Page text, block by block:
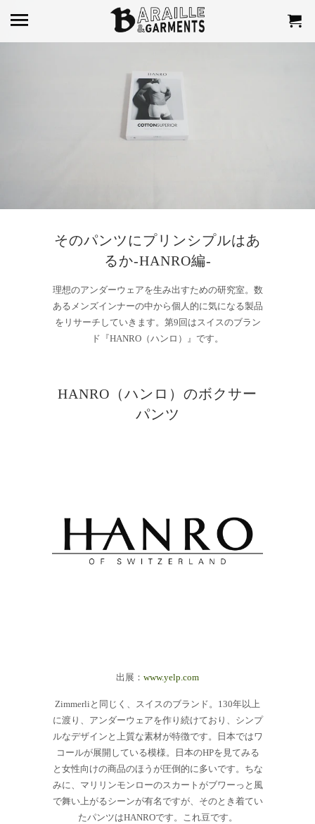
そのパンツにプリンシプルはあ
るか-HANRO編-
理想のアンダーウェアを生み出すための研究室。数
あるメンズインナーの中から個人的に気になる製品
をリサーチしていきます。 第9 回はスイスのブラン
ド『HANRO （ハンロ）』です。
HANRO（ハンロ）のボクサー
パンツ
出展： www.yelp.com
Zimmerliと同じく、スイスのブランド。130年以上
に渡り、アンダーウェアを作り続けており、シンプ
ルなデザインと上質な素材が特徴です。日本ではワ
コールが展開している模様。日本のHPを見てみる
と女性向けの商品のほうが圧倒的に多いです。ちな
みに、マリリンモンローのスカートがブワーっと風
で舞い上がるシーンが有名ですが、そのとき着てい
たパンツはHANROです。これ豆です。